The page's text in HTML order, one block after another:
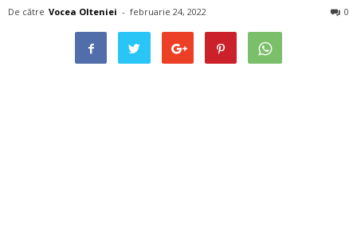
De către Vocea Olteniei - februarie 24, 2022 0